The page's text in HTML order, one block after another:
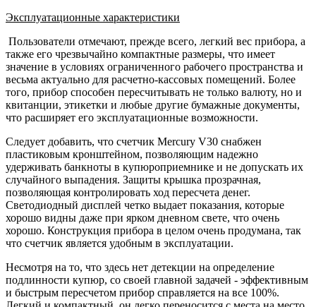
Эксплуатационные характеристики
Пользователи отмечают, прежде всего, легкий вес прибора, а
также его чрезвычайно компактные размеры, что имеет
значение в условиях ограниченного рабочего пространства и
весьма актуально для расчетно-кассовых помещений. Более
того, прибор способен пересчитывать не только валюту, но и
квитанции, этикетки и любые другие бумажные документы,
что расширяет его эксплуатационные возможности.
Следует добавить, что счетчик Mercury V30 снабжен
пластиковым кронштейном, позволяющим надежно
удерживать банкноты в купюроприемнике и не допускать их
случайного выпадения. Защиты крышка прозрачная,
позволяющая контролировать ход пересчета денег.
Светодиодный дисплей четко выдает показания, которые
хорошо видны даже при ярком дневном свете, что очень
хорошо. Конструкция прибора в целом очень продумана, так
что счетчик является удобным в эксплуатации.
Несмотря на то, что здесь нет детекции на определение
подлинности купюр, со своей главной задачей - эффективным
и быстрым пересчетом прибор справляется на все 100%.